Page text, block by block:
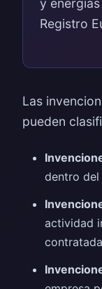
y
Registro
Las
pueden
dentro
actividad
contratada